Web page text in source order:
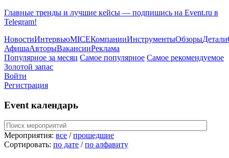
Главные тренды и лучшие кейсы — подпишись на Event.ru в
Telegram!
НовостиИнтервьюMICEКомпанииИнструментыОбзорыДетали
АфишаАвторыВакансииРеклама
Популярное за месяц Самое популярное Самое рекомендуемое
Золотой запас
Войти
Регистрация
Event календарь
Мероприятия: все /прошедшие
Сортировать: по дате /по алфавиту